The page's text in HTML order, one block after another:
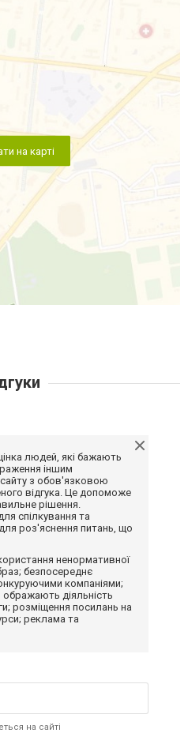
на карті
людей, які бажають
іншим
з обов'язковою
відгука. Це допоможе
рішення.
спілкування та
роз'яснення питань, що
ненормативної
безпосереднє
компаніями;
ображають діяльність
розміщення посилань на
реклама та
на сайті